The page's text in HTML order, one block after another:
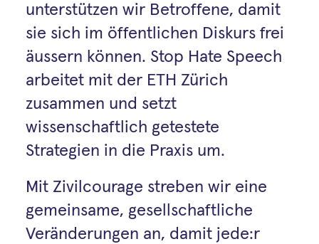
unterstützen wir Betroffene, damit
sie sich im öffentlichen Diskurs frei
äussern können. Stop Hate Speech
arbeitet mit der ETH Zürich
zusammen und setzt
wissenschaftlich getestete
Strategien in die Praxis um.
Mit Zivilcourage streben wir eine
gemeinsame, gesellschaftliche
Veränderungen an, damit jede:r